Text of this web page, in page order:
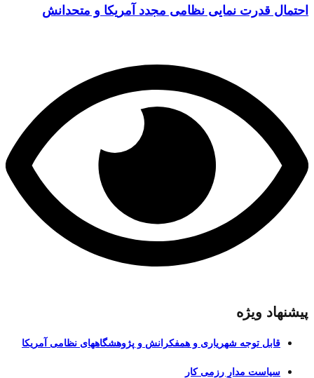
احتمال قدرت نمایی نظامی مجدد آمریکا و متحدانش
پیشنهاد ویژه
قابل توجه شهریاری و همفکرانش و پژوهشگاههای نظامی آمریکا
سیاست مدارِ رزمی کار